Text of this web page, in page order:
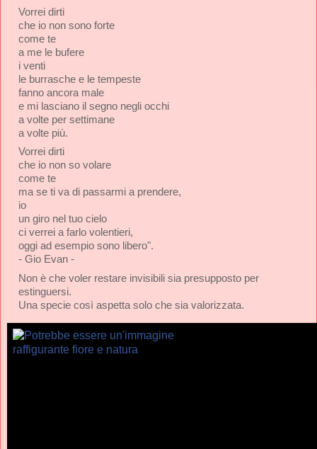
Vorrei dirti
che io non sono forte
come te
a me le bufere
i venti
le burrasche e le tempeste
fanno ancora male
e mi lasciano il segno negli occhi
a volte per settimane
a volte più.
Vorrei dirti
che io non so volare
come te
ma se ti va di passarmi a prendere,
io
un giro nel tuo cielo
ci verrei a farlo volentieri,
oggi ad esempio sono libero".
- Gio Evan -
Non è che voler restare invisibili sia presupposto per
estinguersi.
Una specie così aspetta solo che sia valorizzata.